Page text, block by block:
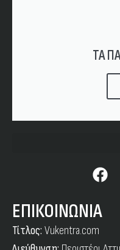
ΤΑ
ΕΠΙΚΟΙΝΩΝΙΑ
Τίτλος: Vukentra.com